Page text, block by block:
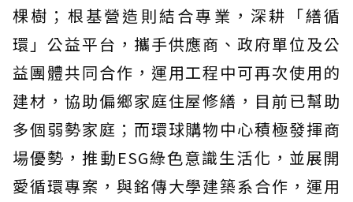
棵樹；根基營造則結合專業，深耕「繕循
環」公益平台，攜手供應商、政府單位及公
益團體共同合作，運用工程中可再次使用的
建材，協助偏鄉家庭住屋修繕，目前已幫助
多個弱勢家庭；而環球購物中心積極發揮商
場優勢，推動ESG綠色意識生活化，並展開
愛循環專案，與銘傳大學建築系合作，運用